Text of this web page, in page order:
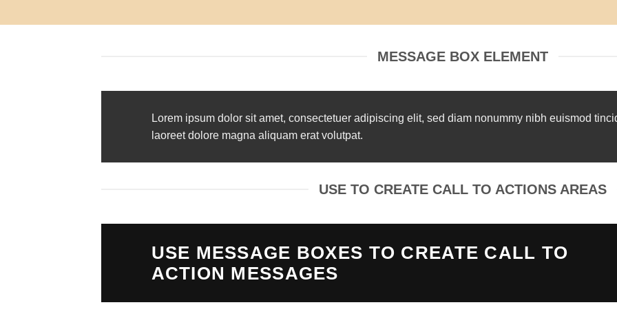
MESSAGE BOX ELEMENT
Lorem ipsum dolor sit amet, consectetuer adipiscing elit, sed diam nonummy nibh euismod
laoreet dolore magna aliquam erat volutpat.
USE TO CREATE CALL TO ACTIONS AREAS
USE MESSAGE BOXES TO CREATE CALL TO
ACTION MESSAGES